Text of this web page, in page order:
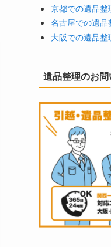
京都での遺品
名古屋での遺
大阪での遺品
遺品整理のお